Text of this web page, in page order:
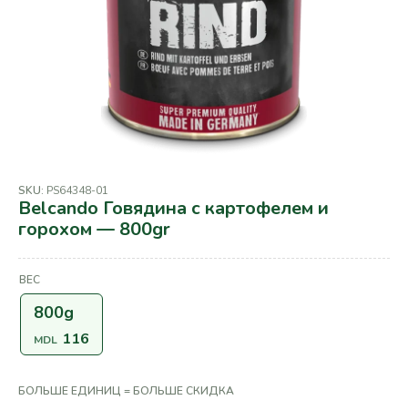
SKU: PS64348-01
Belcando Говядина с картофелем и
горохом — 800gr
ВЕС
800g
MDL 116
БОЛЬШЕ ЕДИНИЦ = БОЛЬШЕ СКИДКА